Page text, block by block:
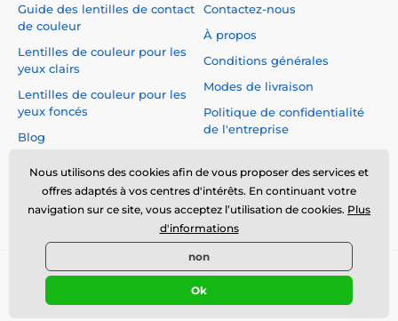
sécher, puis retirer délicatement.
Hydrogel :
appliquer sur peau propre et sèche pendant
10–20 minutes.
Systèmes en trois étapes :
suivre les étapes dans l’ordre
(ouvrir → nettoyer → apaiser).
3. Après le masque, toujours appliquer un soin apaisant
resserrer les pores et rééquilibrer la peau.
À quelle fréquence les utiliser
Patchs :
1 fois par semaine (une utilisation trop fréquente
peut irriter la peau)
Guide des lentilles de contact
de couleur
Lentilles de couleur pour les
yeux clairs
Lentilles de couleur pour les
yeux foncés
Blog
Contactez-nous
À propos
Conditions générales
Modes de livraison
Politique de confidentialité
de l'entreprise
du Contrat
Sécurité et qualité sans
compromis
© 2026 www.luciferlenses.fr ⦁ Boutique en ligne créée par
SIMPLIA.cz
Nous utilisons des cookies afin de vous proposer des services et
offres adaptés à vos centres d'intérêts. En continuant votre
navigation sur ce site, vous acceptez l’utilisation de cookies. Plus
d'informations
non
Ok